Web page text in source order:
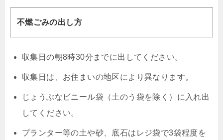
不燃ごみの出し方
収集日の朝8時30分までに出してください。
収集日は、お住まいの地区により異なります。
じょうぶなビニール袋（土のう袋を除く）に入れ出
してください。
プランター等の土や砂、底石はレジ袋で3袋程度を